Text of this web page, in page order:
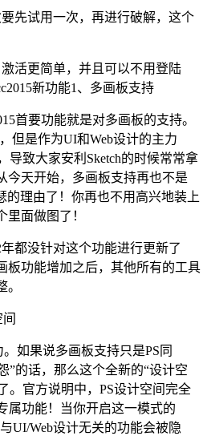
先试用一次，再进行破解，这个
活更简单，并且可以不用登陆
新功能1、多画板支持
首要功能就是对多画板的支持。
但是作为UI和Web设计的主力
导致大家安利Sketch的时候常常拿
今天开始，多画板支持再也不是
的理由了！你再也不用高兴地装上
面做图了！
都没针对这个功能进行更新了
功能增加之后，其他所有的工具
如果说多画板支持只是PS同
”的话，那么这个全新的“设计空
。官方说明中，PS设计空间完全
属功能！当你开启这一模式的
UI/Web设计无关的功能会被隐